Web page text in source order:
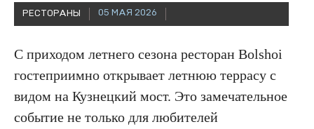
РЕСТОРАНЫ 05 МАЯ 2026
С приходом летнего сезона ресторан Bolshoi
гостеприимно открывает летнюю террасу с
видом на Кузнецкий мост. Это замечательное
событие не только для любителей